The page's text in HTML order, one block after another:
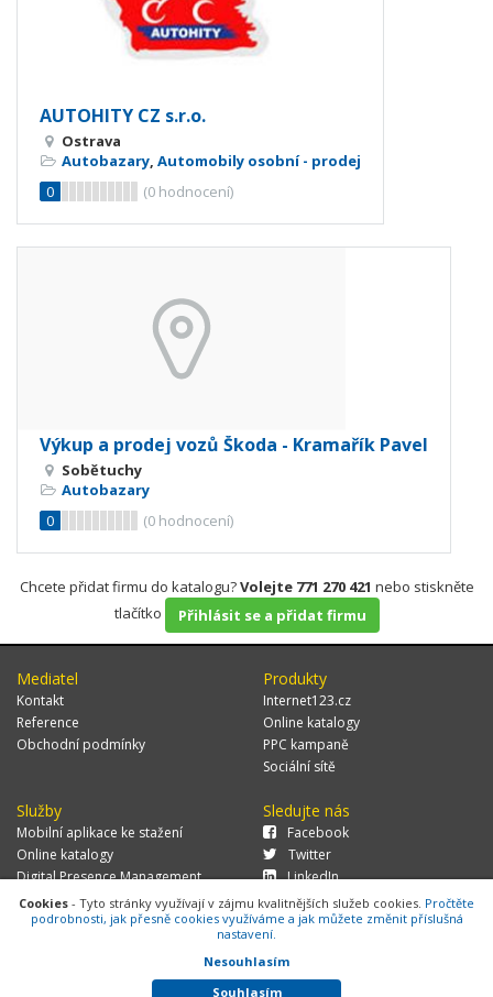
AUTOHITY CZ s.r.o.
Ostrava
Autobazary, Automobily osobní - prodej
0
(0 hodnocení)
Výkup a prodej vozů Škoda - Kramařík Pavel
Sobětuchy
Autobazary
0
(0 hodnocení)
Chcete přidat firmu do katalogu?Volejte 771 270 421 nebo stiskněte
tlačítko
Přihlásit se a přidat firmu
Mediatel
Kontakt
Reference
Obchodní podmínky
Produkty
Internet123.cz
Online katalogy
PPC kampaně
Sociální sítě
Služby
Mobilní aplikace ke stažení
Online katalogy
Digital Presence Management
Více zákazníků
Sledujte nás
Facebook
Twitter
LinkedIn
© 2026 MEDIATEL CZ, s.r.o.,Za Potokem 46/4, 106 00 Praha 10, tel.:
+420 771 270 421, verze 1.29.0.143,
Cookies
Cookies - Tyto stránky využívají v zájmu kvalitnějších služeb cookies. Pročtěte
podrobnosti, jak přesně cookies využíváme a jak můžete změnit příslušná
nastavení.
Nesouhlasím
Souhlasím